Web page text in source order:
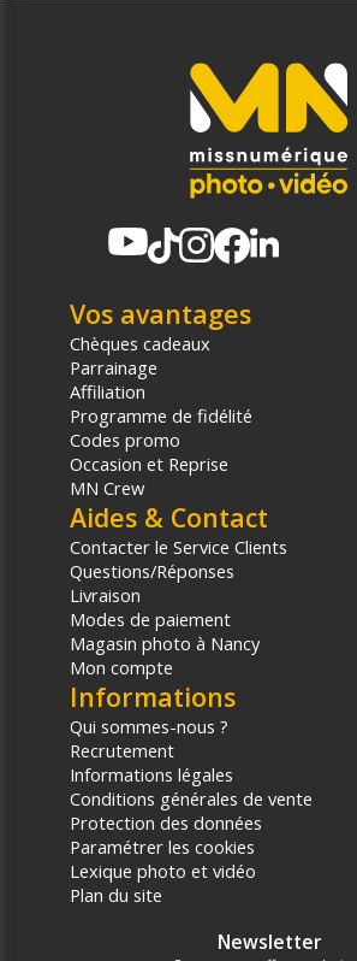
Vos avantages
Chèques cadeaux
Parrainage
Affiliation
Programme de fidélité
Codes promo
Occasion et Reprise
MN Crew
Aides & Contact
Contacter le Service Clients
Questions/Réponses
Livraison
Modes de paiement
Magasin photo à Nancy
Mon compte
Informations
Qui sommes-nous ?
Recrutement
Informations légales
Conditions générales de vente
Protection des données
Paramétrer les cookies
Lexique photo et vidéo
Plan du site
Newsletter